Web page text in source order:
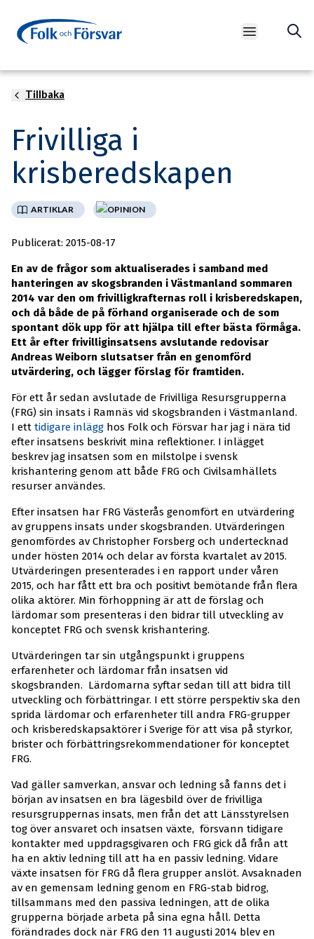
Open main
Tillbaka
Foto: Matt Palmer/Unsplash
Frivilliga i
krisberedskapen
ARTIKLAR OPINION
Publicerat: 2015-08-17
En av de frågor som aktualiserades i samband med
hanteringen av skogsbranden i Västmanland sommaren
2014 var den om frivilligkrafternas roll i krisberedskapen,
och då både de på förhand organiserade och de som
spontant dök upp för att hjälpa till efter bästa förmåga.
Ett år efter frivilliginsatsens avslutande redovisar
Andreas Weiborn slutsatser från en genomförd
utvärdering, och lägger förslag för framtiden.
För ett år sedan avslutade de Frivilliga Resursgrupperna
(FRG) sin insats i Ramnäs vid skogsbranden i Västmanland.
I ett tidigare inlägg hos Folk och Försvar har jag i nära tid
efter insatsens beskrivit mina reflektioner. I inlägget
beskrev jag insatsen som en milstolpe i svensk
krishantering genom att både FRG och Civilsamhällets
resurser användes.
Efter insatsen har FRG Västerås genomfört en utvärdering
av gruppens insats under skogsbranden. Utvärderingen
genomfördes av Christopher Forsberg och undertecknad
under hösten 2014 och delar av första kvartalet av 2015.
Utvärderingen presenterades i en rapport under våren
2015, och har fått ett bra och positivt bemötande från flera
olika aktörer. Min förhoppning är att de förslag och
lärdomar som presenteras i den bidrar till utveckling av
konceptet FRG och svensk krishantering.
Utvärderingen tar sin utgångspunkt i gruppens
erfarenheter och lärdomar från insatsen vid
skogsbranden. Lärdomarna syftar sedan till att bidra till
utveckling och förbättringar. I ett större perspektiv ska den
sprida lärdomar och erfarenheter till andra FRG-grupper
och krisberedskapsaktörer i Sverige för att visa på styrkor,
brister och förbättringsrekommendationer för konceptet
FRG.
Vad gäller samverkan, ansvar och ledning så fanns det i
början av insatsen en bra lägesbild över de frivilliga
resursgruppernas insats, men från det att Länsstyrelsen
tog över ansvaret och insatsen växte, försvann tidigare
kontakter med uppdragsgivaren och FRG gick då från att
ha en aktiv ledning till att ha en passiv ledning. Vidare
växte insatsen för FRG då flera grupper anslöt. Avsaknaden
av en gemensam ledning genom en FRG-stab bidrog,
tillsammans med den passiva ledningen, att de olika
grupperna började arbeta på sina egna håll. Detta
förändrades dock när FRG den 11 augusti 2014 blev en